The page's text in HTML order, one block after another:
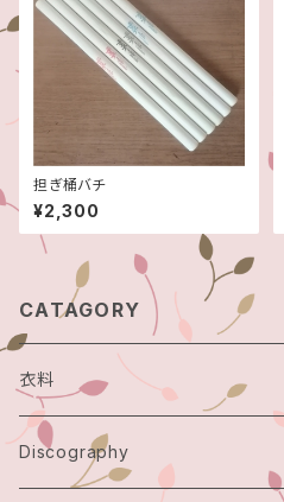
担ぎ桶バチ
¥2,300
CATAGORY
衣料
Discography